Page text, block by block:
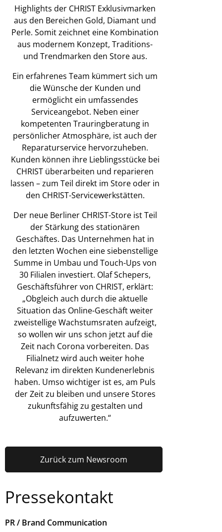
Highlights der CHRIST Exklusivmarken
aus den Bereichen Gold, Diamant und
Perle. Somit zeichnet eine Kombination
aus modernem Konzept, Traditions-
und Trendmarken den Store aus.
Ein erfahrenes Team kümmert sich um
die Wünsche der Kunden und
ermöglicht ein umfassendes
Serviceangebot. Neben einer
kompetenten Trauringberatung in
persönlicher Atmosphäre, ist auch der
Reparaturservice hervorzuheben.
Kunden können ihre Lieblingsstücke bei
CHRIST überarbeiten und reparieren
lassen – zum Teil direkt im Store oder in
den CHRIST-Servicewerkstätten.
Der neue Berliner CHRIST-Store ist Teil
der Stärkung des stationären
Geschäftes. Das Unternehmen hat in
den letzten Wochen eine siebenstellige
Summe in Umbau und Touch-Ups von
30 Filialen investiert. Olaf Schepers,
Geschäftsführer von CHRIST, erklärt:
„Obgleich auch durch die aktuelle
Situation das Online-Geschäft weiter
zweistellige Wachstumsraten aufzeigt,
so wollen wir uns schon jetzt auf die
Zeit nach Corona vorbereiten. Das
Filialnetz wird auch weiter hohe
Relevanz im direkten Kundenerlebnis
haben. Umso wichtiger ist es, am Puls
der Zeit zu bleiben und unsere Stores
zukunftsfähig zu gestalten und
aufzuwerten.“
Zurück zum Newsroom
Pressekontakt
PR / Brand Communication